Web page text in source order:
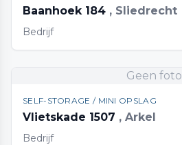
Baanhoek 184 , Sliedrecht
Bedrijf
Geen foto
SELF-STORAGE / MINI OPSLAG
Vlietskade 1507 , Arkel
Bedrijf